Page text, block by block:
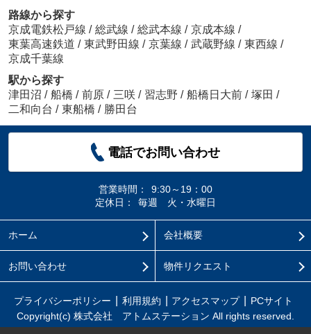
路線から探す
京成電鉄松戸線 / 総武線 / 総武本線 / 京成本線 /
東葉高速鉄道 / 東武野田線 / 京葉線 / 武蔵野線 / 東西線 /
京成千葉線
駅から探す
津田沼 / 船橋 / 前原 / 三咲 / 習志野 / 船橋日大前 / 塚田 /
二和向台 / 東船橋 / 勝田台
電話でお問い合わせ
営業時間：
9:30～19：00
定休日：
毎週 火・水曜日
ホーム 会社概要
お問い合わせ 物件リクエスト
プライバシーポリシー 利用規約 アクセスマップ
PCサイト
Copyright(c) 株式会社 アトムステーション All rights reserved.